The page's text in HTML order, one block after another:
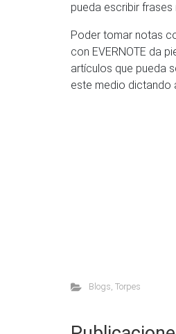
pueda escribir
Poder tomar notas
con EVERNOTE da
artículos que pueda
este medio dictando
Blogs, Torpes